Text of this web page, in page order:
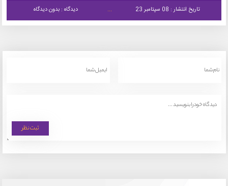
تاریخ انتشار : 08 سپتامبر 23 دیدگاه : بدون دیدگاه